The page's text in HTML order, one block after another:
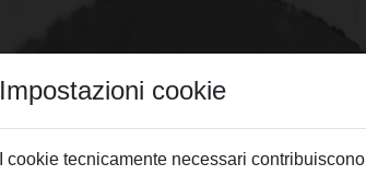
Impostazioni cookie
I cookie tecnicamente necessari contribuiscono